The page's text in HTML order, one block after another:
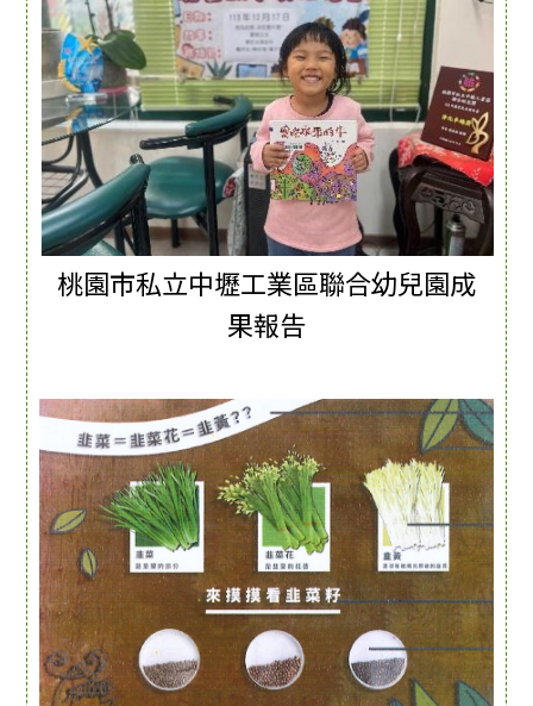
桃園市私立中壢工業區聯合幼兒園成
果報告